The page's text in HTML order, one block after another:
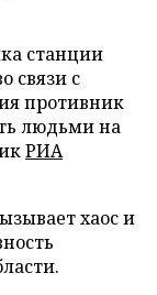
станции
связи с
противник
людьми на
РИА
хаос и